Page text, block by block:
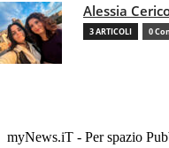
Alessia
3 ARTICOLI 0
myNews.iT - Per spazio